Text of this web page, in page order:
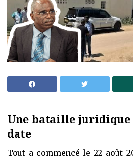
Une bataille juridique
date
Tout a commencé le 22 août